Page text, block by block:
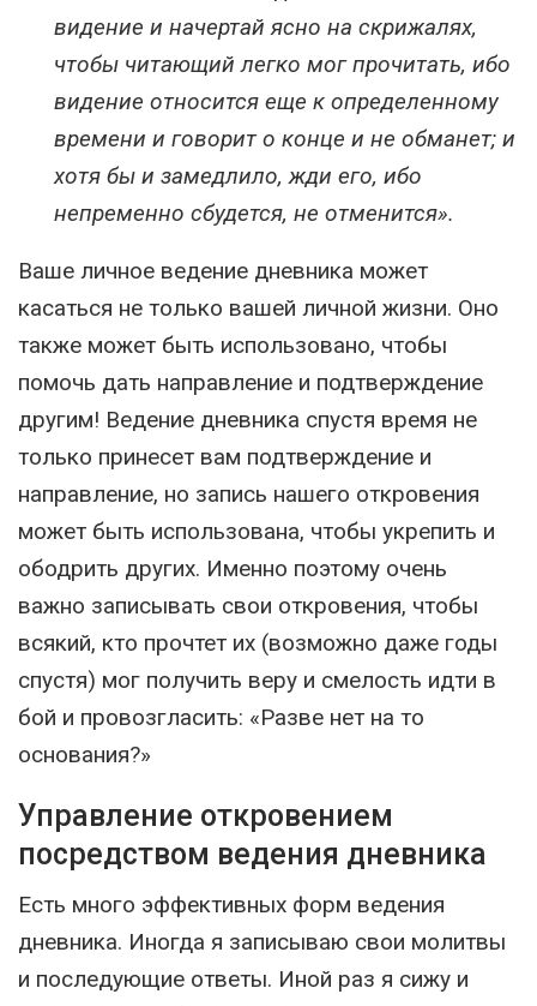
видение и начертай ясно на скрижалях,
чтобы читающий легко мог прочитать, ибо
видение относится еще к определенному
времени и говорит о конце и не обманет; и
хотя бы и замедлило, жди его, ибо
непременно сбудется, не отменится».
Ваше личное ведение дневника может
касаться не только вашей личной жизни. Оно
также может быть использовано, чтобы
помочь дать направление и подтверждение
другим! Ведение дневника спустя время не
только принесет вам подтверждение и
направление, но запись нашего откровения
может быть использована, чтобы укрепить и
ободрить других. Именно поэтому очень
важно записывать свои откровения, чтобы
всякий, кто прочтет их (возможно даже годы
спустя) мог получить веру и смелость идти в
бой и провозгласить: «Разве нет на то
основания?»
Управление откровением
посредством ведения дневника
Есть много эффективных форм ведения
дневника. Иногда я записываю свои молитвы
и последующие ответы. Иной раз я сижу и